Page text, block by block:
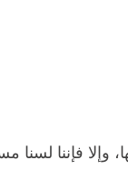
وإلا فإننا